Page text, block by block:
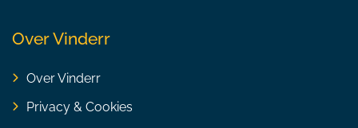
Over Vinderr
Over Vinderr
Privacy & Cookies